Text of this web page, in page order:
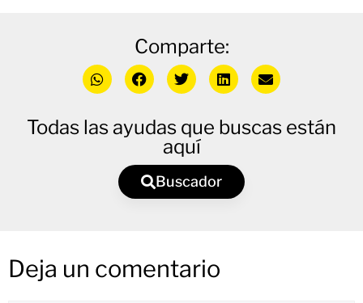
Comparte:
Todas las ayudas que buscas están
aquí
Buscador
Deja un comentario